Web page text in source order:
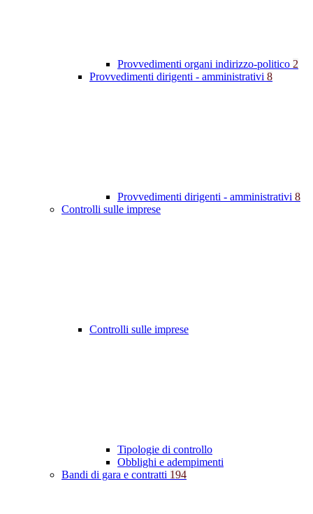
Provvedimenti organi indirizzo-politico 2
Provvedimenti dirigenti - amministrativi 8
Provvedimenti dirigenti - amministrativi 8
Controlli sulle imprese
Controlli sulle imprese
Tipologie di controllo
Obblighi e adempimenti
Bandi di gara e contratti 194